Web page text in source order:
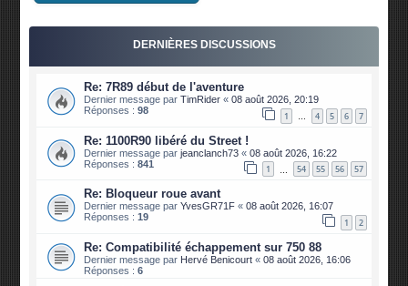
DERNIÈRES DISCUSSIONS
Re: 7R89 début de l'aventure
Dernier message parTimRider «08 août 2026, 20:19
Réponses :98 1 … 4 5 6 7
Re: 1100R90 libéré du Street !
Dernier message parjeanclanch73 «08 août 2026, 16:22
Réponses :841 1 54 55 56 57
Re: Bloqueur roue avant
Dernier message parYvesGR71F «08 août 2026, 16:07
Réponses :19 1 2
Re: Compatibilité échappement sur 750 88
Dernier message par Hervé Benicourt «08 août 2026, 16:06
Réponses :6